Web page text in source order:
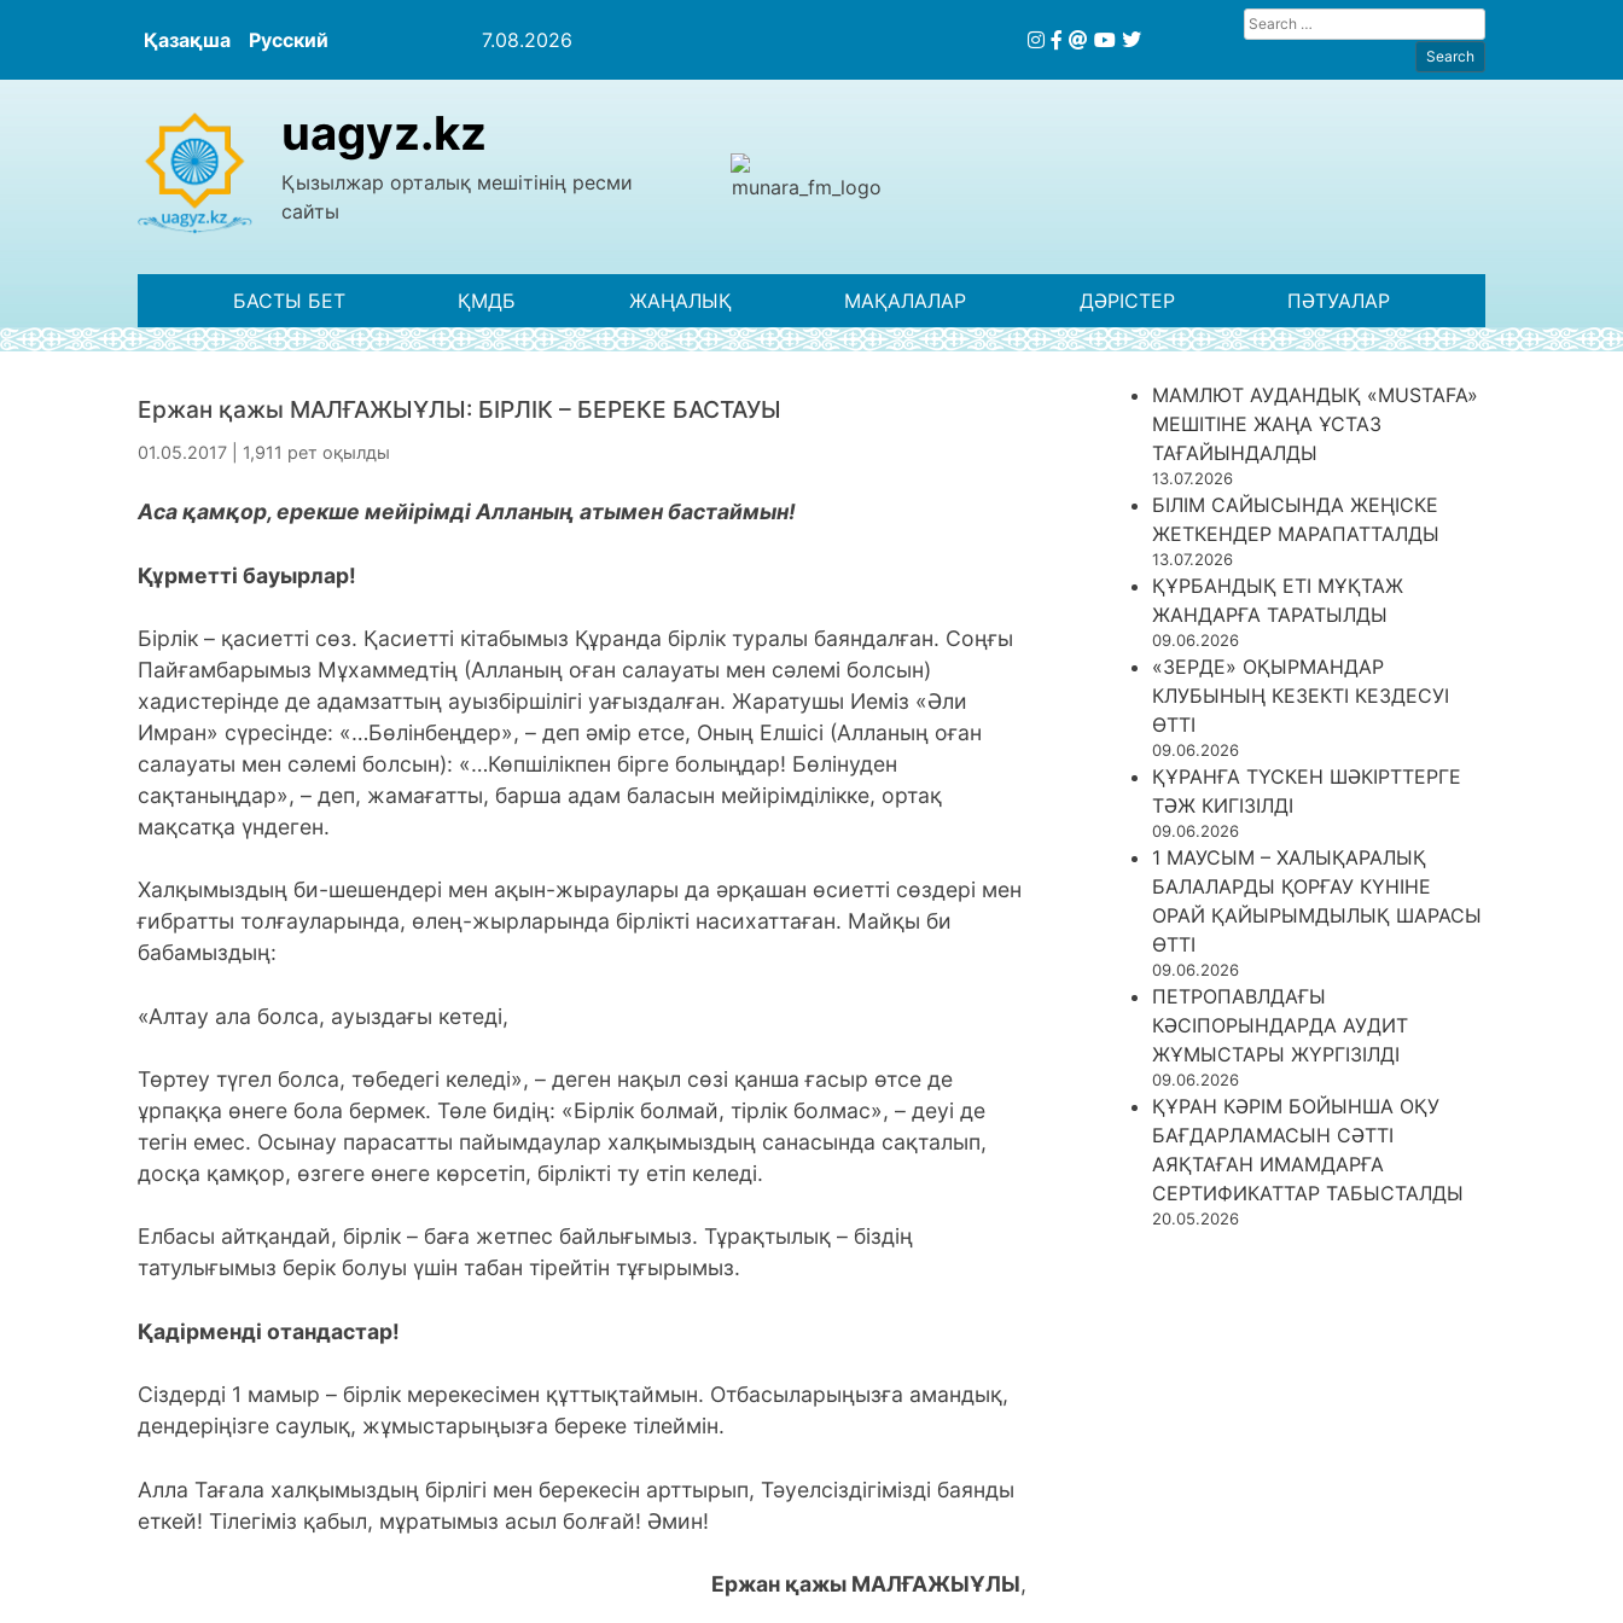
Қазақша Русский 7.08.2026
uagyz.kz
Қызылжар орталық мешітінің ресми
сайты
БАСТЫ БЕТ ҚМДБ ЖАҢАЛЫҚ МАҚАЛАЛАР ДӘРІСТЕР ПӘТУАЛАР
Ержан қажы МАЛҒАЖЫҰЛЫ: БІРЛІК – БЕРЕКЕ БАСТАУЫ
01.05.2017 | 1,911 рет оқылды
Аса қамқор, ерекше мейірімді Алланың атымен бастаймын!
Құрметті бауырлар!
Бірлік – қасиетті сөз. Қасиетті кітабымыз Құранда бірлік туралы баяндалған. Соңғы
Пайғамбарымыз Мұхаммедтің (Алланың оған салауаты мен сәлемі болсын)
хадистерінде де адамзаттың ауызбіршілігі уағыздалған. Жаратушы Иеміз «Әли
Имран» сүресінде: «…Бөлінбеңдер», – деп әмір етсе, Оның Елшісі (Алланың оған
салауаты мен сәлемі болсын): «…Көпшілікпен бірге болыңдар! Бөлінуден
сақтаныңдар», – деп, жамағатты, барша адам баласын мейірімділікке, ортақ
мақсатқа үндеген.
Халқымыздың би-шешендері мен ақын-жыраулары да әрқашан өсиетті сөздері мен
ғибратты толғауларында, өлең-жырларында бірлікті насихаттаған. Майқы би
бабамыздың:
«Алтау ала болса, ауыздағы кетеді,
Төртеу түгел болса, төбедегі келеді», – деген нақыл сөзі қанша ғасыр өтсе де
ұрпаққа өнеге бола бермек. Төле бидің: «Бірлік болмай, тірлік болмас», – деуі де
тегін емес. Осынау парасатты пайымдаулар халқымыздың санасында сақталып,
досқа қамқор, өзгеге өнеге көрсетіп, бірлікті ту етіп келеді.
Елбасы айтқандай, бірлік – баға жетпес байлығымыз. Тұрақтылық – біздің
татулығымыз берік болуы үшін табан тірейтін тұғырымыз.
Қадірменді отандастар!
Сіздерді 1 мамыр – бірлік мерекесімен құттықтаймын. Отбасыларыңызға амандық,
дендеріңізге саулық, жұмыстарыңызға береке тілеймін.
Алла Тағала халқымыздың бірлігі мен берекесін арттырып, Тәуелсіздігімізді баянды
еткей! Тілегіміз қабыл, мұратымыз асыл болғай! Әмин!
Ержан қажы МАЛҒАЖЫҰЛЫ,
МАМЛЮТ АУДАНДЫҚ «MUSTAFA»
МЕШІТІНЕ ЖАҢА ҰСТАЗ
ТАҒАЙЫНДАЛДЫ
13.07.2026
БІЛІМ САЙЫСЫНДА ЖЕҢІСКЕ
ЖЕТКЕНДЕР МАРАПАТТАЛДЫ
13.07.2026
ҚҰРБАНДЫҚ ЕТІ МҰҚТАЖ
ЖАНДАРҒА ТАРАТЫЛДЫ
09.06.2026
«ЗЕРДЕ» ОҚЫРМАНДАР
КЛУБЫНЫҢ КЕЗЕКТІ КЕЗДЕСУІ
ӨТТІ
09.06.2026
ҚҰРАНҒА ТҮСКЕН ШӘКІРТТЕРГЕ
ТӘЖ КИГІЗІЛДІ
09.06.2026
1 МАУСЫМ – ХАЛЫҚАРАЛЫҚ
БАЛАЛАРДЫ ҚОРҒАУ КҮНІНЕ
ОРАЙ ҚАЙЫРЫМДЫЛЫҚ ШАРАСЫ
ӨТТІ
09.06.2026
ПЕТРОПАВЛДАҒЫ
КӘСІПОРЫНДАРДА АУДИТ
ЖҰМЫСТАРЫ ЖҮРГІЗІЛДІ
09.06.2026
ҚҰРАН КӘРІМ БОЙЫНША ОҚУ
БАҒДАРЛАМАСЫН СӘТТІ
АЯҚТАҒАН ИМАМДАРҒА
СЕРТИФИКАТТАР ТАБЫСТАЛДЫ
20.05.2026